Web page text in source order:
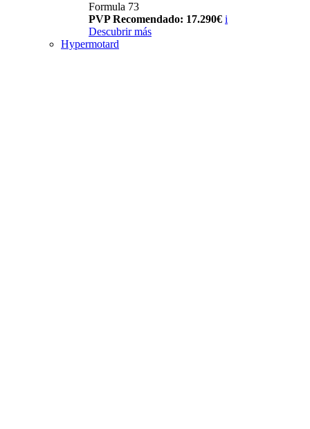
Formula 73
PVP Recomendado: 17.290€ i
Descubrir más
Hypermotard